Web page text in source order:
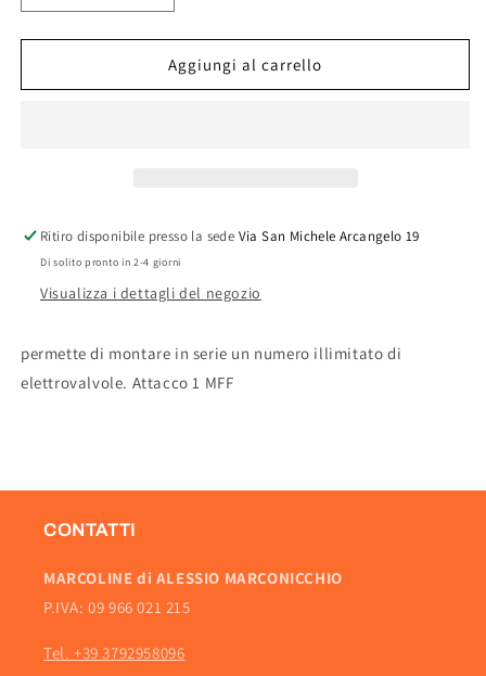
quantità
per
RACC.NYLON-
quantità
per
PL
RACC.NYLON-
Aggiungi al carrello
Ritiro disponibile presso la sede Via San Michele Arcangelo 19
Di solito pronto in 2-4 giorni
Visualizza i dettagli del negozio
permette di montare in serie un numero illimitato di
elettrovalvole. Attacco 1 MFF
CONTATTI
MARCOLINE di ALESSIO MARCONICCHIO
P.IVA: 09 966 021 215
Tel. +39 3792958096